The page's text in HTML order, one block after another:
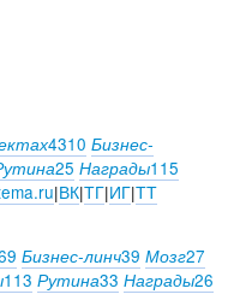
4310 Бизнес-
25 Награды115
|ВК|ТГ|ИГ|ТТ
Бизнес-линч39 Мозг27
113 Рутина33 Награды26